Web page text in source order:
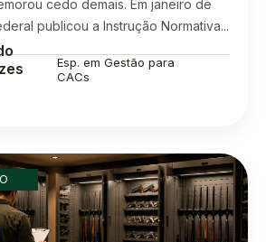
cedo demais. Em janeiro de
publicou a Instrução Normativa...
Esp. em Gestão para
CACs